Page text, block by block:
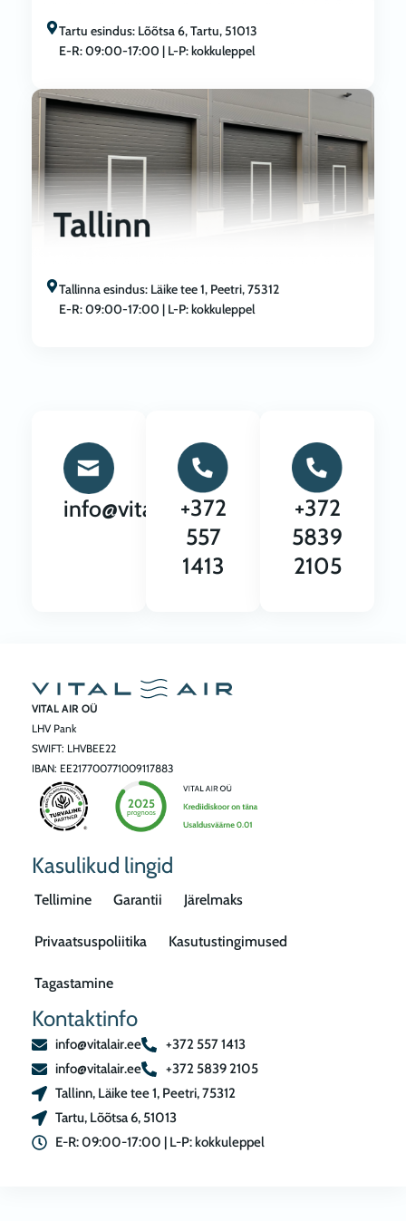
Tartu esindus: Lõõtsa 6, Tartu, 51013
E-R: 09:00-17:00 | L-P: kokkuleppel
Tallinna esindus: Läike tee 1, Peetri, 75312
E-R: 09:00-17:00 | L-P: kokkuleppel
info@vitalair.ee
+372
557
1413
+372
5839
2105
VITAL AIR OÜ
LHV Pank
SWIFT: LHVBEE22
IBAN: EE217700771009117883
Kasulikud lingid
Tellimine Garantii Järelmaks
Privaatsuspoliitika Kasutustingimused
Tagastamine
Kontaktinfo
info@vitalair.ee
+372 557 1413
info@vitalair.ee
+372 5839 2105
Tallinn, Läike tee 1, Peetri, 75312
Tartu, Lõõtsa 6, 51013
E-R: 09:00-17:00 | L-P: kokkuleppel